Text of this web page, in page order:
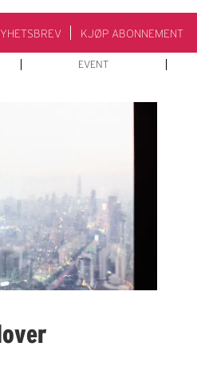
KJØP ABONNEMENT
EVENT